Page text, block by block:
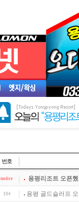
번호
notice 용평리조트 오픈
104 용평 골드슬러프